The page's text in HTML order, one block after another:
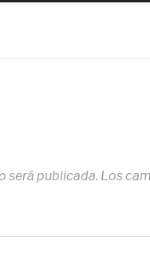
será publicada. Los